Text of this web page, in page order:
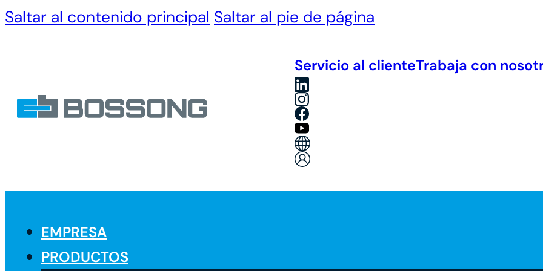
Saltar al contenido principal Saltar al pie de página
Servicio al clienteTrabaja con
EMPRESA
PRODUCTOS